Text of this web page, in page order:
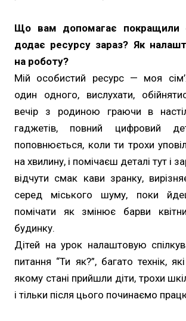
Що вам допомагає покращили
додає ресурсу зараз? Як
на роботу?
Мій особистий ресурс — моя
один одного, вислухати,
вечір з родиною граючи в
гаджетів, повний цифровий
поповнюється, коли ти трохи
на хвилину, і помічаєш деталі тут і
відчути смак кави зранку,
серед міського шуму, поки
помічати як змінює барви
будинку.
Дітей на урок налаштовую
питання “Ти як?”, багато технік,
якому стані прийшли діти, трохи
і тільки після цього починаємо